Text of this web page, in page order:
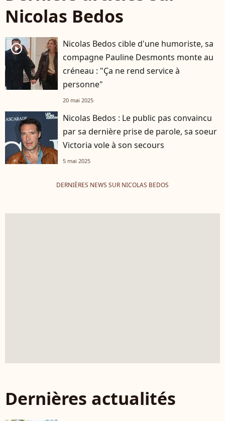
Nicolas Bedos
player2
Nicolas Bedos cible d'une humoriste, sa
compagne Pauline Desmonts monte au
créneau : "Ça ne rend service à
personne"
20 mai 2025
Nicolas Bedos : Le public pas convaincu
par sa dernière prise de parole, sa soeur
Victoria vole à son secours
5 mai 2025
DERNIÈRES NEWS SUR NICOLAS BEDOS
Dernières actualités